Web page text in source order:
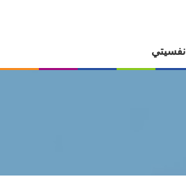
نفسيتي